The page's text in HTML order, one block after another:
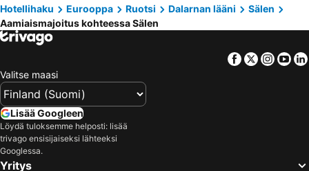
Hotellihaku Eurooppa Ruotsi Dalarnan lääni
Sälen
Aamiaismajoitus kohteessa Sälen
Facebook
Twitter
Valitse maasi
Lisää Googleen
Löydä tuloksemme helposti: lisää
trivago ensisijaiseksi lähteeksi
Googlessa.
Yritys